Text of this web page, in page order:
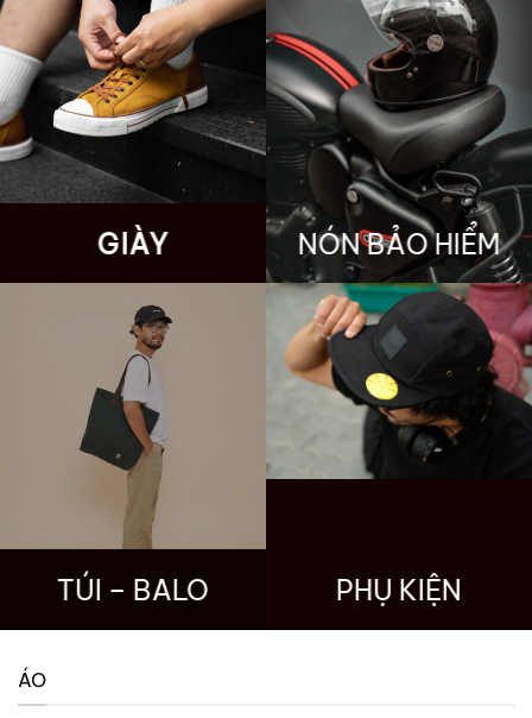
GIÀY NÓN BẢO HIỂM
TÚI – BALO PHỤ KIỆN
ÁO